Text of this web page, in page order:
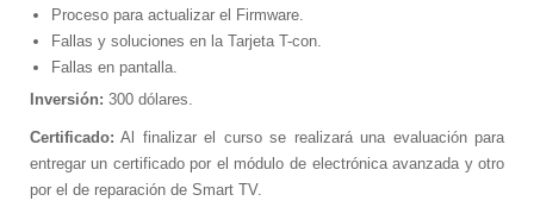
Proceso para actualizar el Firmware.
Fallas y soluciones en la Tarjeta T-con.
Fallas en pantalla.
Inversión: 300 dólares.
Certificado: Al finalizar el curso se realizará una evaluación para
entregar un certificado por el módulo de electrónica avanzada y otro
por el de reparación de Smart TV.